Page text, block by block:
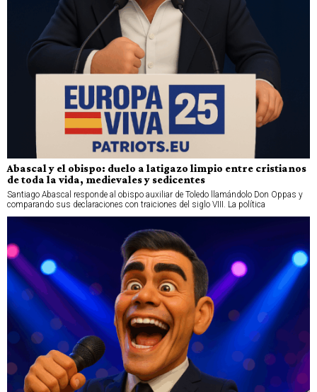
Abascal y el obispo: duelo a latigazo limpio entre cristianos
de toda la vida, medievales y sedicentes
Santiago Abascal responde al obispo auxiliar de Toledo llamándolo Don Oppas y
comparando sus declaraciones con traiciones del siglo VIII. La política